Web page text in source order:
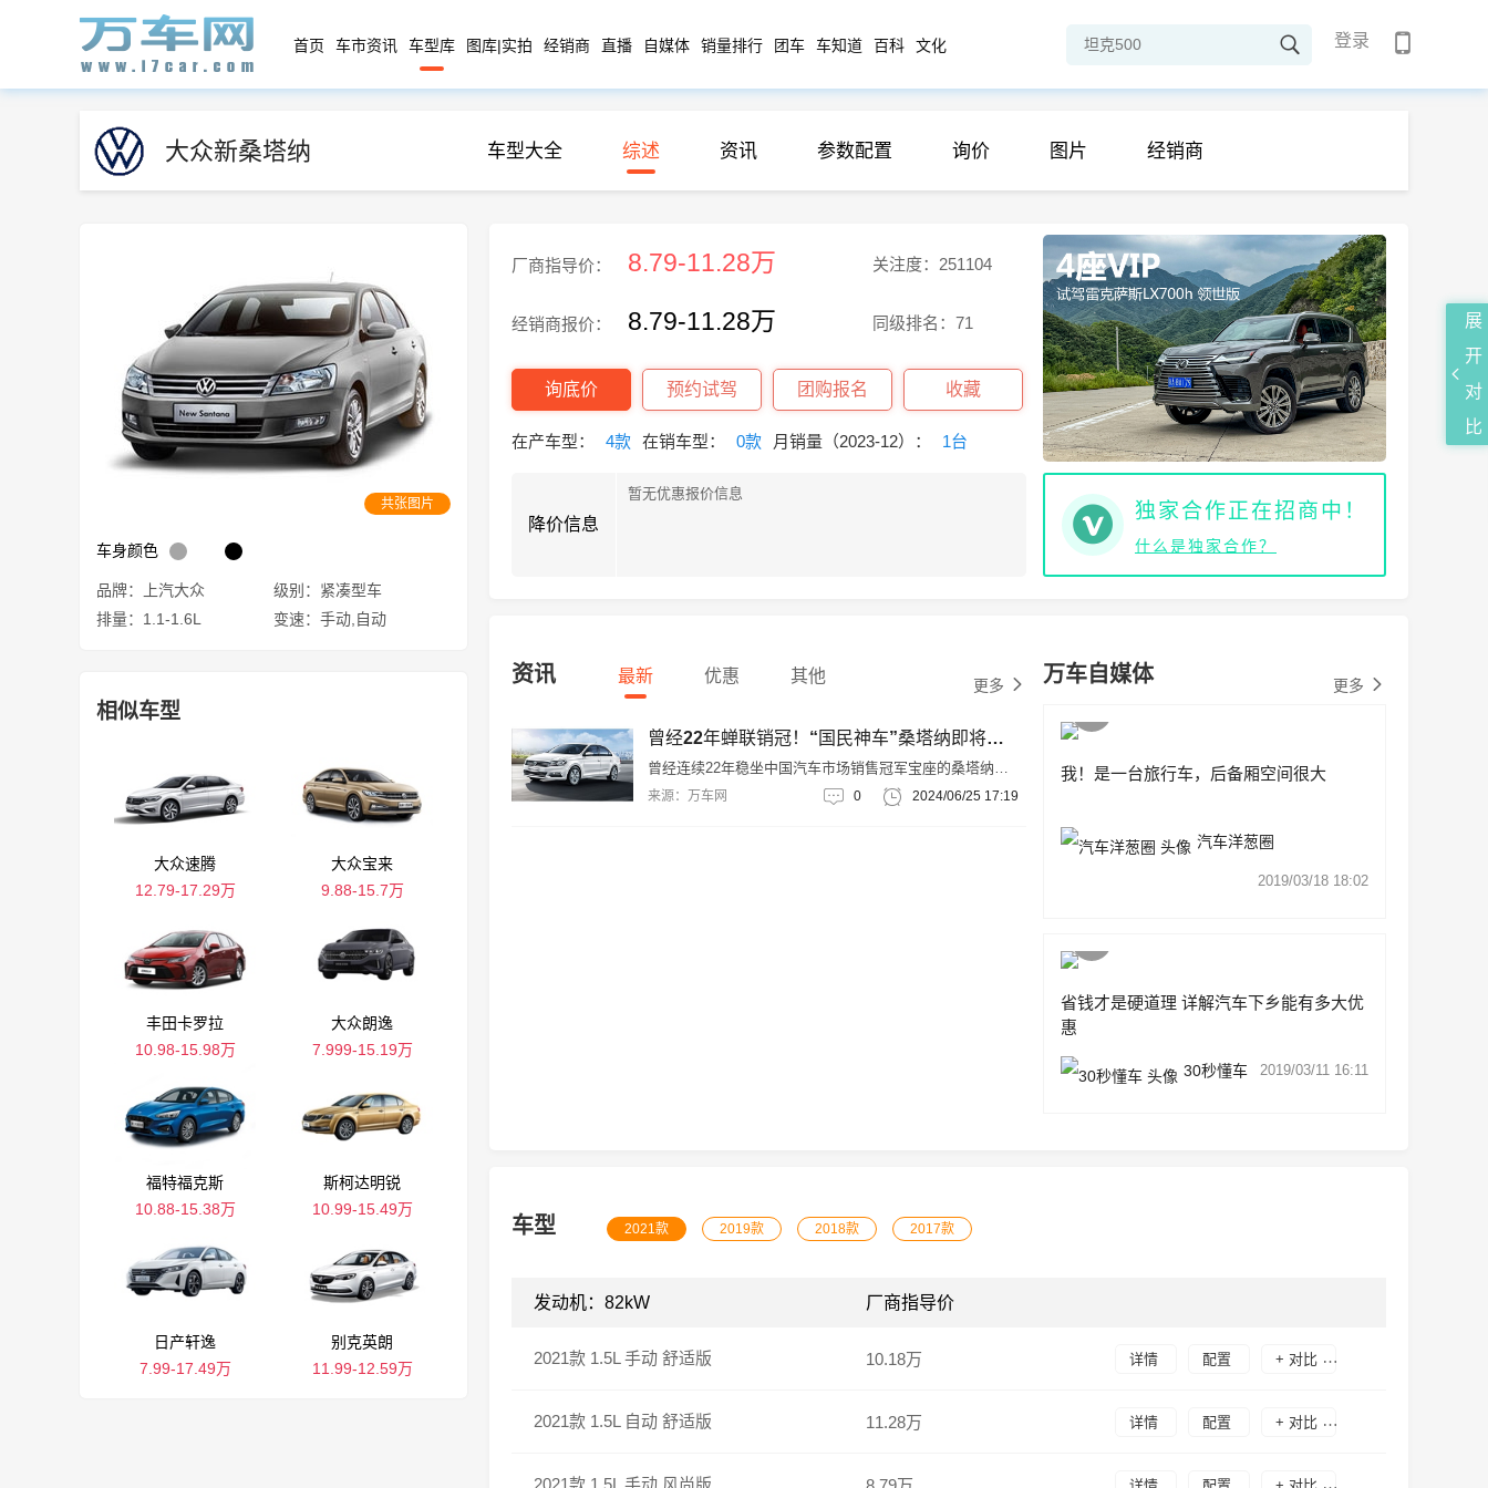
首页 车市资讯 车型库 图库|实拍 经销商 直播 自媒体 销量排行 团车 车知道 百科 文化 登录
大众新桑塔纳 车型大全 综述 资讯 参数配置 询价 图片 经销商
共张图片
车身颜色
品牌：上汽大众
级别：紧凑型车
排量：1.1-1.6L
变速：手动,自动
相似车型
大众速腾
12.79-17.29万
大众宝来
9.88-15.7万
丰田卡罗拉
10.98-15.98万
大众朗逸
7.999-15.19万
福特福克斯
10.88-15.38万
斯柯达明锐
10.99-15.49万
日产轩逸
7.99-17.49万
别克英朗
11.99-12.59万
厂商指导价： 8.79-11.28万 关注度：251104
经销商报价： 8.79-11.28万 同级排名：71
询底价 预约试驾 团购报名 收藏
在产车型： 4款 在销车型： 0款 月销量（2023-12）： 1台
降价信息
暂无优惠报价信息
独家合作正在招商中！
什么是独家合作？
资讯 最新 优惠 其他 更多
曾经22年蝉联销冠！“国民神车”桑塔纳即将退出历史舞台
曾经连续22年稳坐中国汽车市场销售冠军宝座的桑塔纳，
如今却面临月销量跌至1台的窘境，似乎真的要与我们说再
来源：万车网 0 2024/06/25 17:19
万车自媒体 更多
我！是一台旅行车，后备厢空间很大
汽车洋葱圈
2019/03/18 18:02
省钱才是硬道理 详解汽车下乡能有多大优
惠
30秒懂车 2019/03/11 16:11
车型 2021款 2019款 2018款 2017款
发动机：82kW 厂商指导价
2021款 1.5L 手动 舒适版 10.18万 详情 配置 + 对比
2021款 1.5L 自动 舒适版 11.28万 详情 配置 + 对比
2021款 1.5L 手动 风尚版 详情 配置 + 对比
展
开
对
比